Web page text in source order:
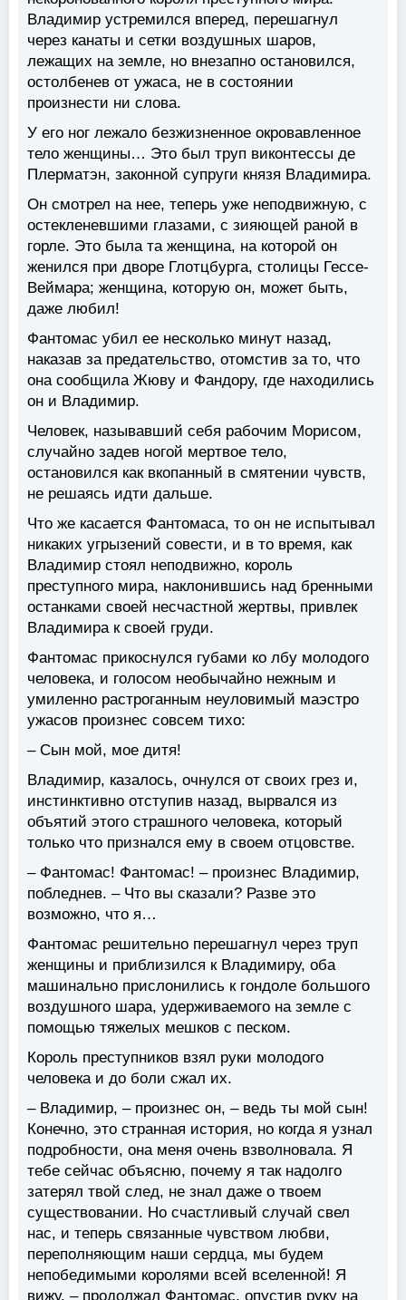
Владимир устремился вперед, перешагнул
через канаты и сетки воздушных шаров,
лежащих на земле, но внезапно остановился,
остолбенев от ужаса, не в состоянии
произнести ни слова.
У его ног лежало безжизненное окровавленное
тело женщины… Это был труп виконтессы де
Плерматэн, законной супруги князя Владимира.
Он смотрел на нее, теперь уже неподвижную, с
остекленевшими глазами, с зияющей раной в
горле. Это была та женщина, на которой он
женился при дворе Глотцбурга, столицы Гессе-
Веймара; женщина, которую он, может быть,
даже любил!
Фантомас убил ее несколько минут назад,
наказав за предательство, отомстив за то, что
она сообщила Жюву и Фандору, где находились
он и Владимир.
Человек, называвший себя рабочим Морисом,
случайно задев ногой мертвое тело,
остановился как вкопанный в смятении чувств,
не решаясь идти дальше.
Что же касается Фантомаса, то он не испытывал
никаких угрызений совести, и в то время, как
Владимир стоял неподвижно, король
преступного мира, наклонившись над бренными
останками своей несчастной жертвы, привлек
Владимира к своей груди.
Фантомас прикоснулся губами ко лбу молодого
человека, и голосом необычайно нежным и
умиленно растроганным неуловимый маэстро
ужасов произнес совсем тихо:
– Сын мой, мое дитя!
Владимир, казалось, очнулся от своих грез и,
инстинктивно отступив назад, вырвался из
объятий этого страшного человека, который
только что признался ему в своем отцовстве.
– Фантомас! Фантомас! – произнес Владимир,
побледнев. – Что вы сказали? Разве это
возможно, что я…
Фантомас решительно перешагнул через труп
женщины и приблизился к Владимиру, оба
машинально прислонились к гондоле большого
воздушного шара, удерживаемого на земле с
помощью тяжелых мешков с песком.
Король преступников взял руки молодого
человека и до боли сжал их.
– Владимир, – произнес он, – ведь ты мой сын!
Конечно, это странная история, но когда я узнал
подробности, она меня очень взволновала. Я
тебе сейчас объясню, почему я так надолго
затерял твой след, не знал даже о твоем
существовании. Но счастливый случай свел
нас, и теперь связанные чувством любви,
переполняющим наши сердца, мы будем
непобедимыми королями всей вселенной! Я
вижу, – продолжал Фантомас, опустив руку на